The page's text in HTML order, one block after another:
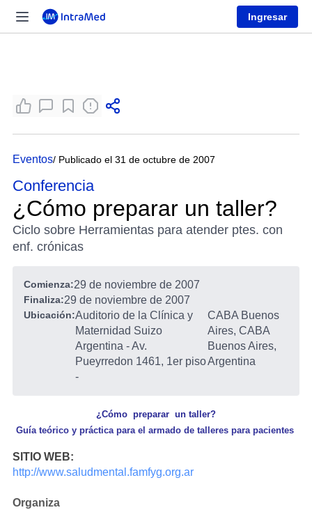
Ingresar
Eventos/ Publicado el 31 de octubre de 2007
Conferencia
¿Cómo preparar un taller?
Ciclo sobre Herramientas para atender ptes. con
enf. crónicas
Comienza:29 de noviembre de 2007
Finaliza:29 de noviembre de 2007
Ubicación:Auditorio de la Clínica y
Maternidad Suizo
Argentina - Av.
Pueyrredon 1461, 1er piso
-
CABA Buenos
Aires, CABA
Buenos Aires,
Argentina
¿Cómo preparar un taller?
Guía teórico y práctica para el armado de talleres para pacientes
SITIO WEB:
http://www.saludmental.famfyg.org.ar
Organiza